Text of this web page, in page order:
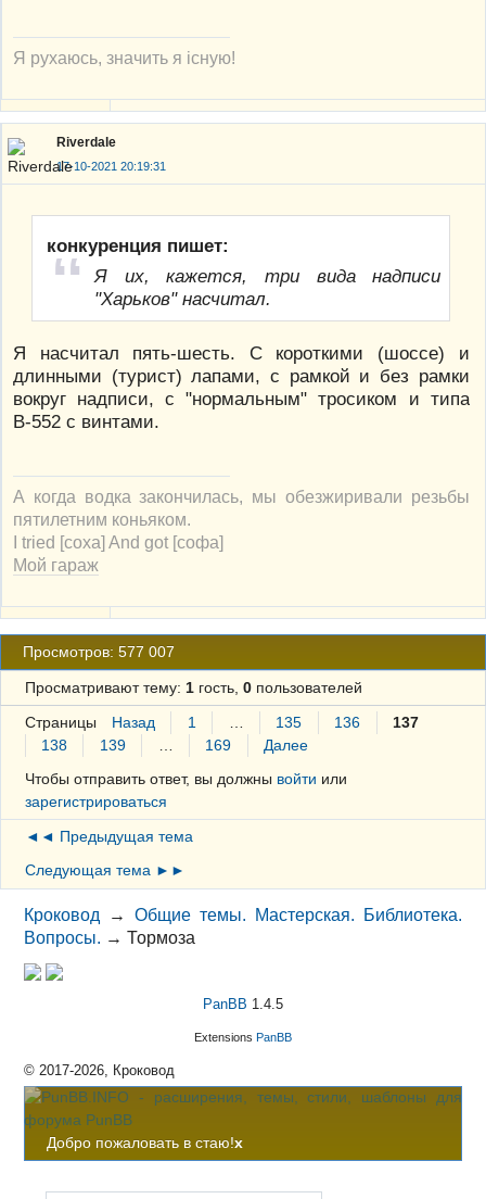
Я рухаюсь, значить я існую!
Riverdale
17-10-2021 20:19:31
конкуренция пишет:
Я их, кажется, три вида надписи
"Харьков" насчитал.
Я насчитал пять-шесть. С короткими (шоссе) и
длинными (турист) лапами, с рамкой и без рамки
вокруг надписи, с "нормальным" тросиком и типа
В-552 с винтами.
А когда водка закончилась, мы обезжиривали резьбы
пятилетним коньяком.
I tried [соха] And got [софа]
Мой гараж
Просмотров: 577 007
Просматривают тему: 1гость, 0пользователей
Страницы Назад 1 … 135 136
137
138
139 … 169
Далее
Чтобы отправить ответ, вы должны войти или
зарегистрироваться
◄◄ Предыдущая тема
Следующая тема ►►
Кроковод →Общие темы. Мастерская. Библиотека.
Вопросы. →Тормоза
PanBB 1.4.5
Extensions PanBB
© 2017-2026, Кроковод
Добро пожаловать в стаю!x